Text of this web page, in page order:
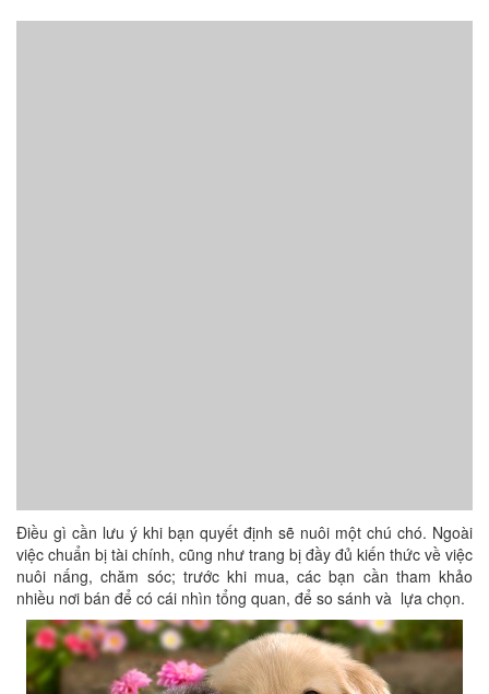
Điều gì cần lưu ý khi bạn quyết định sẽ nuôi một chú chó. Ngoài
việc chuẩn bị tài chính, cũng như trang bị đầy đủ kiến thức về việc
nuôi nấng, chăm sóc; trước khi mua, các bạn cần tham khảo
nhiều nơi bán để có cái nhìn tổng quan, để so sánh và lựa chọn.